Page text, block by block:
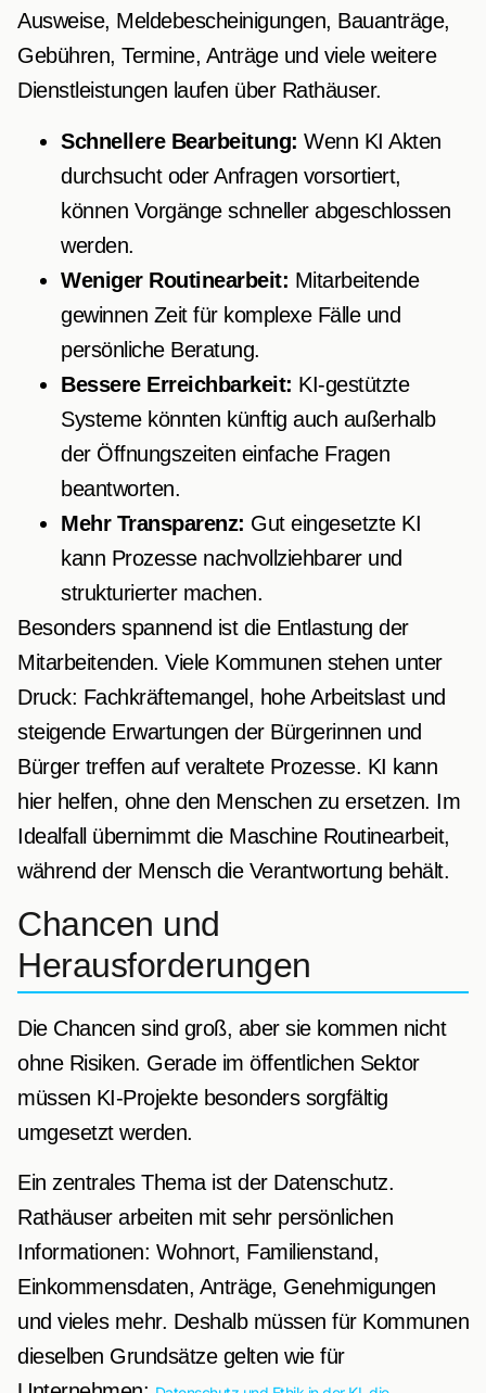
Ausweise, Meldebescheinigungen, Bauanträge,
Gebühren, Termine, Anträge und viele weitere
Dienstleistungen laufen über Rathäuser.
Schnellere Bearbeitung: Wenn KI Akten
durchsucht oder Anfragen vorsortiert,
können Vorgänge schneller abgeschlossen
werden.
Weniger Routinearbeit: Mitarbeitende
gewinnen Zeit für komplexe Fälle und
persönliche Beratung.
Bessere Erreichbarkeit: KI-gestützte
Systeme könnten künftig auch außerhalb
der Öffnungszeiten einfache Fragen
beantworten.
Mehr Transparenz: Gut eingesetzte KI
kann Prozesse nachvollziehbarer und
strukturierter machen.
Besonders spannend ist die Entlastung der
Mitarbeitenden. Viele Kommunen stehen unter
Druck: Fachkräftemangel, hohe Arbeitslast und
steigende Erwartungen der Bürgerinnen und
Bürger treffen auf veraltete Prozesse. KI kann
hier helfen, ohne den Menschen zu ersetzen. Im
Idealfall übernimmt die Maschine Routinearbeit,
während der Mensch die Verantwortung behält.
Chancen und
Herausforderungen
Die Chancen sind groß, aber sie kommen nicht
ohne Risiken. Gerade im öffentlichen Sektor
müssen KI-Projekte besonders sorgfältig
umgesetzt werden.
Ein zentrales Thema ist der Datenschutz.
Rathäuser arbeiten mit sehr persönlichen
Informationen: Wohnort, Familienstand,
Einkommensdaten, Anträge, Genehmigungen
und vieles mehr. Deshalb müssen für Kommunen
dieselben Grundsätze gelten wie für